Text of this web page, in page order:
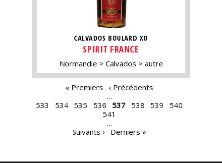
CALVADOS BOULARD XO
SPIRIT FRANCE
Normandie Calvados autre
« Premiers
‹ Précédents
…
533
534 535 536 537 538 539
540
541
…
Suivants ›
Derniers »